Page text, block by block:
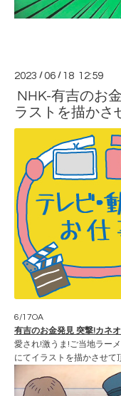
2023 /06 / 18 12:59
NHK-有吉のお
ラストを描かさ
6/17OA
有吉のお金発見 突撃!カネ
愛され!激うま!ご当地ラー
にてイラストを描かさせて